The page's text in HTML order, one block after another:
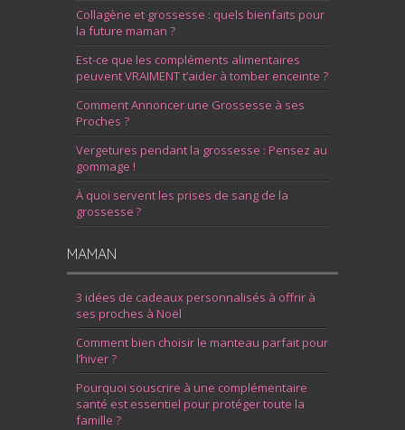
Collagène et grossesse : quels bienfaits pour
la future maman ?
Est-ce que les compléments alimentaires
peuvent VRAIMENT t’aider à tomber enceinte ?
Comment Annoncer une Grossesse à ses
Proches ?
Vergetures pendant la grossesse : Pensez au
gommage !
À quoi servent les prises de sang de la
grossesse ?
MAMAN
3 idées de cadeaux personnalisés à offrir à
ses proches à Noël
Comment bien choisir le manteau parfait pour
l’hiver ?
Pourquoi souscrire à une complémentaire
santé est essentiel pour protéger toute la
famille ?